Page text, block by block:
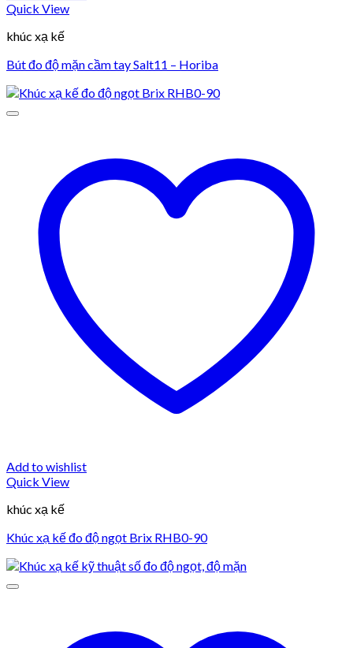
Quick View
khúc xạ kế
Bút đo độ mặn cầm tay Salt11 – Horiba
Add to wishlist
Quick View
khúc xạ kế
Khúc xạ kế đo độ ngọt Brix RHB0-90